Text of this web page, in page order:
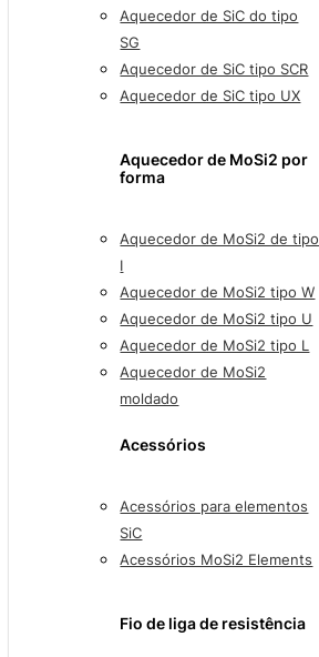
Aquecedor de SiC do tipo
SG
Aquecedor de SiC tipo SCR
Aquecedor de SiC tipo UX
Aquecedor de MoSi2 por
forma
Aquecedor de MoSi2 de tipo
I
Aquecedor de MoSi2 tipo W
Aquecedor de MoSi2 tipo U
Aquecedor de MoSi2 tipo L
Aquecedor de MoSi2
moldado
Acessórios
Acessórios para elementos
SiC
Acessórios MoSi2 Elements
Fio de liga de resistência